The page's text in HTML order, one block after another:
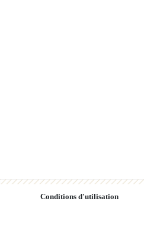
Conditions d'utilisation